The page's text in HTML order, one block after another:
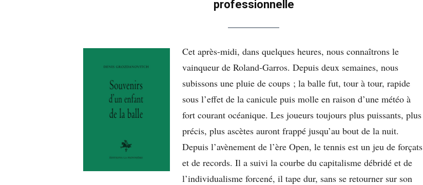
professionnelle
Cet après-midi, dans quelques heures, nous connaîtrons le
vainqueur de Roland-Garros. Depuis deux semaines, nous
subissons une pluie de coups ; la balle fut, tour à tour, rapide
sous l’effet de la canicule puis molle en raison d’une météo à
fort courant océanique. Les joueurs toujours plus puissants, plus
précis, plus ascètes auront frappé jusqu’au bout de la nuit.
Depuis l’avènement de l’ère Open, le tennis est un jeu de forçats
et de records. Il a suivi la courbe du capitalisme débridé et de
l’individualisme forcené, il tape dur, sans se retourner sur son